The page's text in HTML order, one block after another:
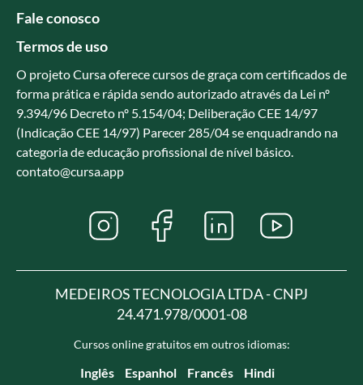
Fale conosco
Termos de uso
O projeto Cursa oferece cursos de graça com certificados de
forma prática e rápida sendo autorizado através da Lei nº
9.394/96 Decreto nº 5.154/04; Deliberação CEE 14/97
(Indicação CEE 14/97) Parecer 285/04 se enquadrando na
categoria de educação profissional de nível básico.
contato@cursa.app
MEDEIROS TECNOLOGIA LTDA - CNPJ
24.471.978/0001-08
Cursos online gratuitos em outros idiomas:
Inglês Espanhol Francês Hindi